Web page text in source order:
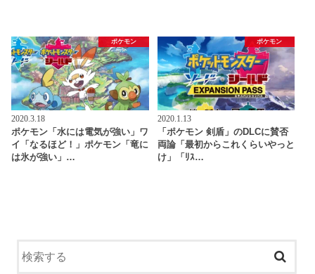
ポケモン
2020.3.18
ポケモン「水には電気が強い」ワ
イ「なるほど！」ポケモン「竜に
は氷が強い」…
ポケモン
2020.1.13
「ポケモン 剣盾」のDLCに賛否
両論「最初からこれくらいやっと
け」「ﾘｽ…